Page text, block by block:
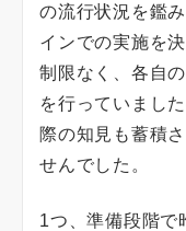
の流行状況を鑑
インでの実施を
制限なく、各自
を行っていまし
際の知見も蓄積
せんでした。
1つ、準備段階で